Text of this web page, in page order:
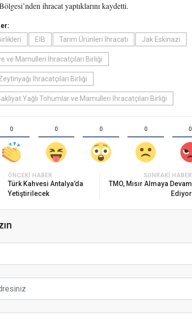
ihracat yaptıklarını kaydetti.
EİB Tarım Ürünleri İhracatı Jak Eskinazi
ve Mamulleri İhracatçıları Birliği
İhracatçıları Birliği
Yağlı Tohumlar ve Mamulleri İhracatçıları Birliği
0 0 0 0 0
ÖNCEKI HABER
Türk Kahvesi Antalya’da
Yetiştirilecek
SONRAKI HABER
TMO, Mısır Almaya Devam
Ediyor